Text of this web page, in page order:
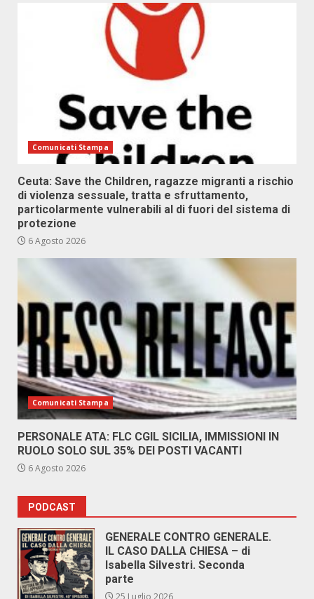
Comunicati Stampa
Ceuta: Save the Children, ragazze migranti a rischio
di violenza sessuale, tratta e sfruttamento,
particolarmente vulnerabili al di fuori del sistema di
protezione
6 Agosto 2026
Comunicati Stampa
PERSONALE ATA: FLC CGIL SICILIA, IMMISSIONI IN
RUOLO SOLO SUL 35% DEI POSTI VACANTI
6 Agosto 2026
PODCAST
GENERALE CONTRO GENERALE.
IL CASO DALLA CHIESA – di
Isabella Silvestri. Seconda
parte
25 Luglio 2026